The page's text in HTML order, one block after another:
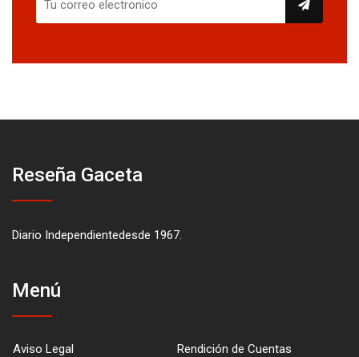
Reseña Gaceta
Diario Independientedesde 1967.
Menú
Aviso Legal
Rendición de Cuentas